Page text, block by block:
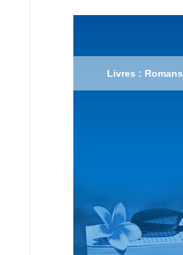
Livres : Romans